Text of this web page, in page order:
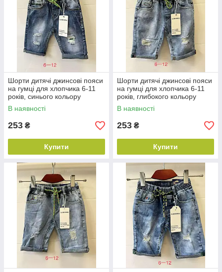
Шорти дитячі джинсові пояси
на гумці для хлопчика 6-11
років, синього кольору
В наявності
253 ₴
Купити
Шорти дитячі джинсові пояси
на гумці для хлопчика 6-11
років, глибокого кольору
В наявності
253 ₴
Купити